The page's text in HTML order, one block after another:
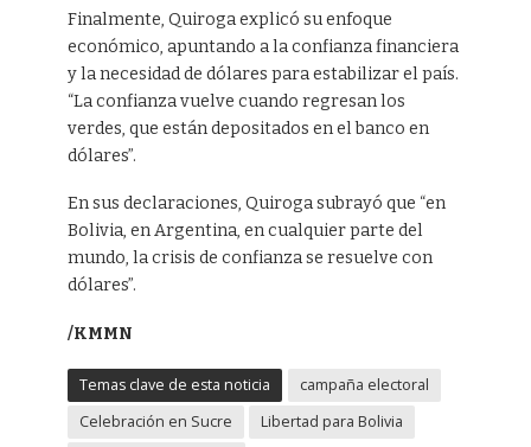
Finalmente, Quiroga explicó su enfoque
económico, apuntando a la confianza financiera
y la necesidad de dólares para estabilizar el país.
“La confianza vuelve cuando regresan los
verdes, que están depositados en el banco en
dólares”.
En sus declaraciones, Quiroga subrayó que “en
Bolivia, en Argentina, en cualquier parte del
mundo, la crisis de confianza se resuelve con
dólares”.
/KMMN
Temas clave de esta noticia
campaña electoral
Celebración en Sucre
Libertad para Bolivia